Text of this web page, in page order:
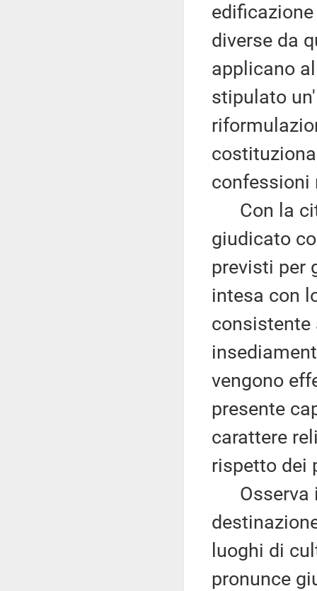
diverse da
applicano
stipulato
confessioni
Con la
giudicato
previsti per
intesa con
vengono
presente
carattere
rispetto dei
Osserva
luoghi di
pronunce